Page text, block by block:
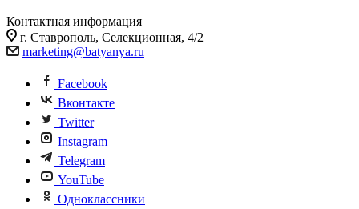
Контактная информация
г. Ставрополь, Селекционная, 4/2
marketing@batyanya.ru
Facebook
Вконтакте
Twitter
Instagram
Telegram
YouTube
Одноклассники